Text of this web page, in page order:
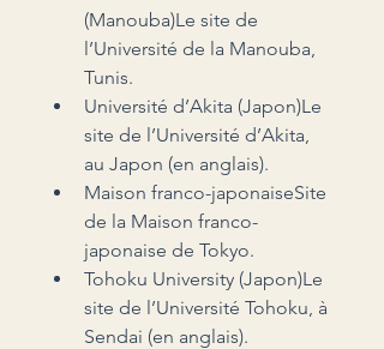
(Manouba)Le site de
l’Université de la Manouba,
Tunis.
Université d’Akita (Japon)Le
site de l’Université d’Akita,
au Japon (en anglais).
Maison franco-japonaiseSite
de la Maison franco-
japonaise de Tokyo.
Tohoku University (Japon)Le
site de l’Université Tohoku, à
Sendai (en anglais).